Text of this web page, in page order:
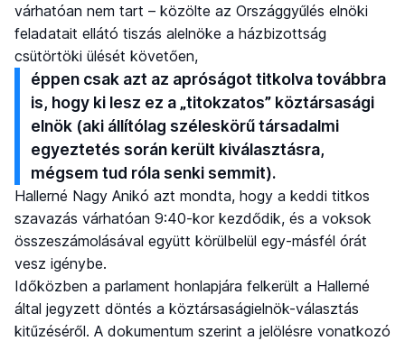
várhatóan nem tart – közölte az Országgyűlés elnöki
feladatait ellátó tiszás alelnöke a házbizottság
csütörtöki ülését követően,
éppen csak azt az apróságot titkolva továbbra
is, hogy ki lesz ez a „titokzatos” köztársasági
elnök (aki állítólag széleskörű társadalmi
egyeztetés során került kiválasztásra,
mégsem tud róla senki semmit).
Hallerné Nagy Anikó azt mondta, hogy a keddi titkos
szavazás várhatóan 9:40-kor kezdődik, és a voksok
összeszámolásával együtt körülbelül egy-másfél órát
vesz igénybe.
Időközben a parlament honlapjára felkerült a Hallerné
által jegyzett döntés a köztársaságielnök-választás
kitűzéséről. A dokumentum szerint a jelölésre vonatkozó